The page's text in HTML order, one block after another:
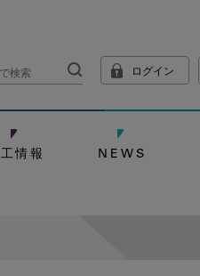
ログイン
情報 NEWS